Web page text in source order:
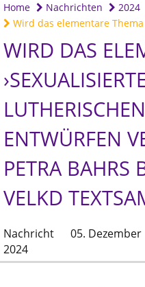
Home Nachrichten
2024
Wird das elementare Thema
WIRD DAS
ENTWÜRFEN
PETRA BAHRS
VELKD
Nachricht
05. Dezember
2024